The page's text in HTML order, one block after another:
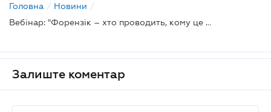
Головна / Новини /
Вебінар: "Форензік – хто проводить, кому це важливо"
Залиште коментар